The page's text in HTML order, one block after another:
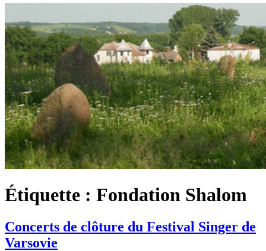
Étiquette : Fondation Shalom
Concerts de clôture du Festival Singer de
Varsovie